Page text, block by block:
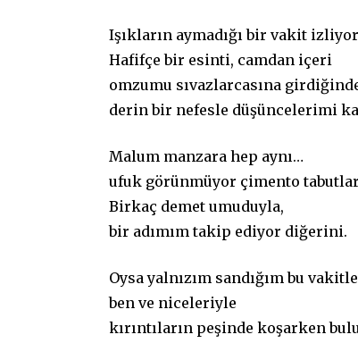
Işıkların aymadığı bir vakit
Hafifçe bir esinti, camdan içeri
omzumu sıvazlarcasına
derin bir nefesle düşüncelerimi
Malum manzara hep aynı…
ufuk görünmüyor çimento
Birkaç demet umuduyla,
bir adımım takip ediyor diğerini.
Oysa yalnızım sandığım bu
ben ve niceleriyle
kırıntıların peşinde koşarken